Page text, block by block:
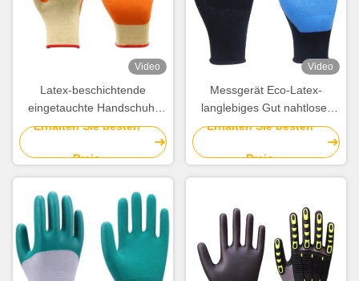
Video
Latex-beschichtende
eingetauchte Handschuh-
Hochleistungshandgummihandschuhe
Erhalten Sie besten
Preis
Video
Messgerät Eco-Latex-
langlebiges Gut nahtloser
der Polyester-Beleg-
beständiges Handschuh-10
Erhalten Sie besten
Preis